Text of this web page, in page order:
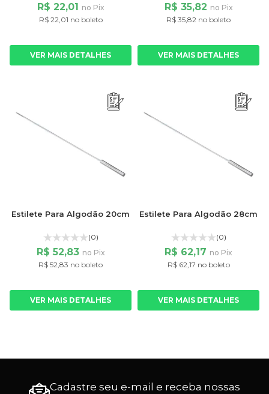
R$ 22,01 no Pix
R$ 22,01 no boleto
VER MAIS DETALHES
R$ 35,82 no Pix
R$ 35,82 no boleto
VER MAIS DETALHES
Estilete Para Algodão 20cm
(0)
R$ 52,83 no Pix
R$ 52,83 no boleto
VER MAIS DETALHES
Estilete Para Algodão 28cm
(0)
R$ 62,17 no Pix
R$ 62,17 no boleto
VER MAIS DETALHES
Cadastre seu e-mail e receba nossas